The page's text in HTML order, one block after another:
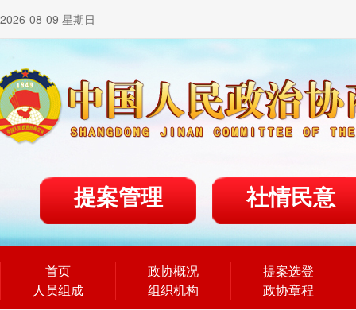
2026-08-09 星期日
提案管理 社情民意
首页
人员组成
政协概况
组织机构
提案选登
政协章程